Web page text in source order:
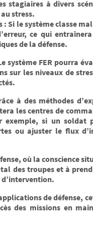
stagiaires à divers
stress.
Si le système classe
ce qui
de la défense.
système FER pourra
sur les niveaux de
à des méthodes
les centres de
si un soldat
ou ajuster le flux
où la conscience
des troupes et à
de défense,
des missions en